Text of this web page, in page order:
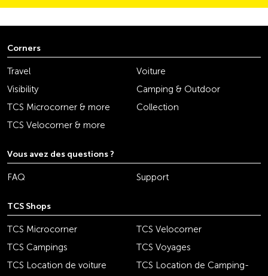
Corners
Travel
Voiture
Visibility
Camping & Outdoor
TCS Microcorner & more
Collection
TCS Velocorner & more
Vous avez des questions ?
FAQ Support
TCS Shops
TCS Microcorner
TCS Velocorner
TCS Campings
TCS Voyages
TCS Location de voiture
TCS Location de Camping-